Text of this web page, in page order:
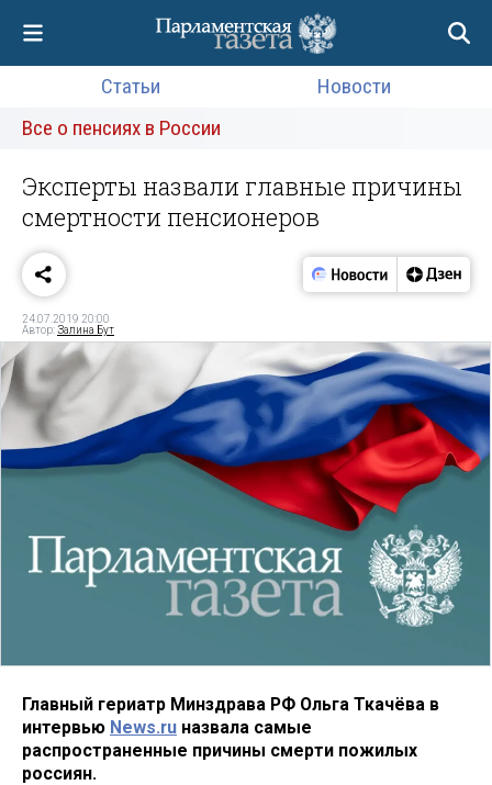
Статьи
Новости
Все о пенсиях в России
Эксперты назвали главные причины
смертности пенсионеров
24.07.2019 20:00
Автор:Залина Бут
Главный гериатр Минздрава РФ Ольга Ткачёва в
интервью News.ru назвала самые
распространенные причины смерти пожилых
россиян.